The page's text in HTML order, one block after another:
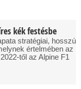
kék festésbe
stratégiai, hosszú
értelmében az
től az Alpine F1